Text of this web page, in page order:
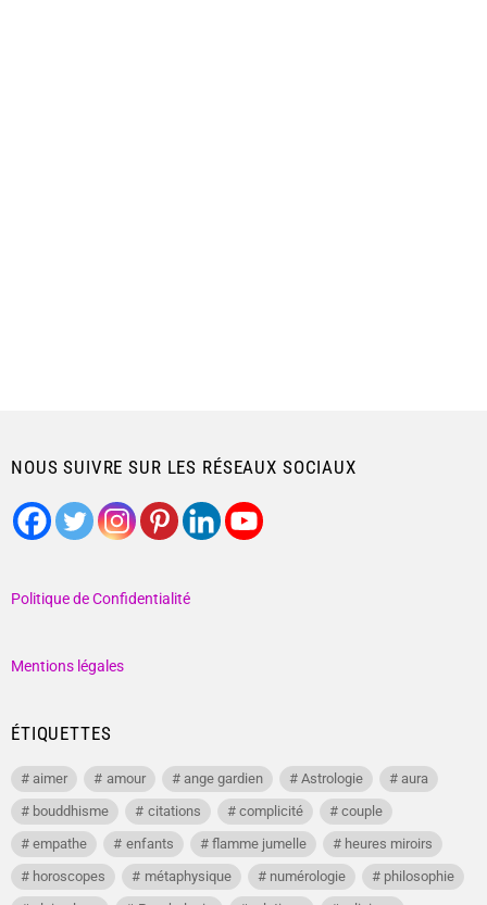
NOUS SUIVRE SUR LES RÉSEAUX SOCIAUX
Politique de Confidentialité
Mentions légales
ÉTIQUETTES
aimer amour ange gardien Astrologie
aura
bouddhisme
citations complicité
couple
empathe
enfants flamme jumelle
heures miroirs
horoscopes
métaphysique numérologie
philosophie